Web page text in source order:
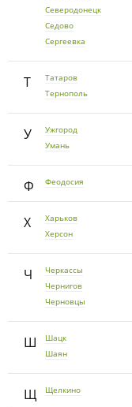
Северодонецк
Седово
Сергеевка
Т
Татаров
Тернополь
У
Ужгород
Умань
Ф Феодосия
Х
Харьков
Херсон
Ч
Черкассы
Чернигов
Черновцы
Ш
Шацк
Шаян
Щ Щелкино